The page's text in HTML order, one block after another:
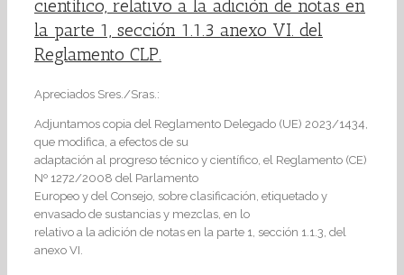
científico, relativo a la adición de notas en
la parte 1, sección 1.1.3 anexo VI. del
Reglamento CLP.
Apreciados Sres./Sras.:
Adjuntamos copia del Reglamento Delegado (UE) 2023/1434,
que modifica, a efectos de su
adaptación al progreso técnico y científico, el Reglamento (CE)
Nº 1272/2008 del Parlamento
Europeo y del Consejo, sobre clasificación, etiquetado y
envasado de sustancias y mezclas, en lo
relativo a la adición de notas en la parte 1, sección 1.1.3, del
anexo VI.